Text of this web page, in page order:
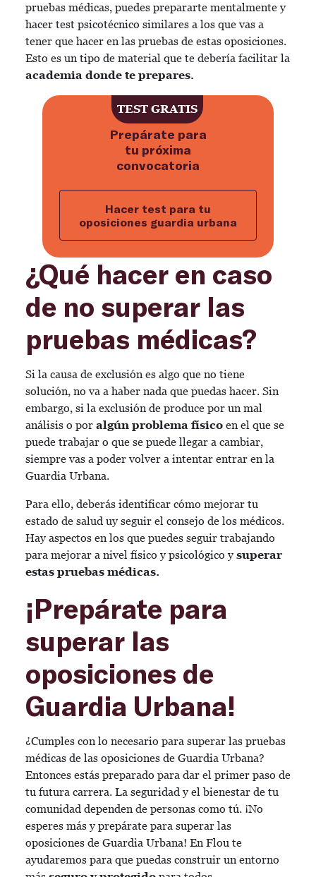
pruebas médicas, puedes prepararte mentalmente y
hacer test psicotécnico similares a los que vas a
tener que hacer en las pruebas de estas oposiciones.
Esto es un tipo de material que te debería facilitar la
academia donde te prepares.
Prepárate para
tu próxima
convocatoria
Hacer test para tu
oposiciones guardia urbana
TEST GRATIS
¿Qué hacer en caso
de no superar las
pruebas médicas?
Si la causa de exclusión es algo que no tiene
solución, no va a haber nada que puedas hacer. Sin
embargo, si la exclusión de produce por un mal
análisis o por algún problema físico en el que se
puede trabajar o que se puede llegar a cambiar,
siempre vas a poder volver a intentar entrar en la
Guardia Urbana.
Para ello, deberás identificar cómo mejorar tu
estado de salud uy seguir el consejo de los médicos.
Hay aspectos en los que puedes seguir trabajando
para mejorar a nivel físico y psicológico y superar
estas pruebas médicas.
¡Prepárate para
superar las
oposiciones de
Guardia Urbana!
¿Cumples con lo necesario para superar las pruebas
médicas de las oposiciones de Guardia Urbana?
Entonces estás preparado para dar el primer paso de
tu futura carrera. La seguridad y el bienestar de tu
comunidad dependen de personas como tú. ¡No
esperes más y prepárate para superar las
oposiciones de Guardia Urbana! En Flou te
ayudaremos para que puedas construir un entorno